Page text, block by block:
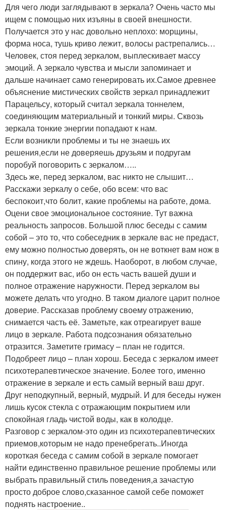
Для чего люди заглядывают в зеркала? Очень часто мы
ищем с помощью них изъяны в своей внешности.
Получается это у нас довольно неплохо: морщины,
форма носа, тушь криво лежит, волосы растрепались…
Человек, стоя перед зеркалом, выплескивает массу
эмоций. А зеркало чувства и мысли запоминает и
дальше начинает само генерировать их.Самое древнее
объяснение мистических свойств зеркал принадлежит
Парацельсу, который считал зеркала тоннелем,
соединяющим материальный и тонкий миры. Сквозь
зеркала тонкие энергии попадают к нам.
Если возникли проблемы и ты не знаешь их
решения,если не доверяешь друзьям и подругам
поробуй поговорить с зеркалом…..
Здесь же, перед зеркалом, вас никто не слышит…
Расскажи зеркалу о себе, обо всем: что вас
беспокоит,что болит, какие проблемы на работе, дома.
Оцени свое эмоциональное состояние. Тут важна
реальность запросов. Большой плюс беседы с самим
собой – это то, что собеседник в зеркале вас не предаст,
ему можно полностью доверять, он не воткнет вам нож в
спину, когда этого не ждешь. Наоборот, в любом случае,
он поддержит вас, ибо он есть часть вашей души и
полное отражение наружности. Перед зеркалом вы
можете делать что угодно. В таком диалоге царит полное
доверие. Рассказав проблему своему отражению,
снимается часть её. Заметьте, как отреагирует ваше
лицо в зеркале. Работа подсознания обязательно
отразится. Заметите гримасу – план не годится.
Подобреет лицо – план хорош. Беседа с зеркалом имеет
психотерапевтическое значение. Более того, именно
отражение в зеркале и есть самый верный ваш друг.
Друг неподкупный, верный, мудрый. И для беседы нужен
лишь кусок стекла с отражающим покрытием или
спокойная гладь чистой воды, как в колодце.
Разговор с зеркалом-это один из психотерапевтических
приемов,которым не надо пренебрегать..Иногда
короткая беседа с самим собой в зеркале помогает
найти единственно правильное решение проблемы или
выбрать правильный стиль поведения,а зачастую
просто доброе слово,сказанное самой себе поможет
поднять настроение..